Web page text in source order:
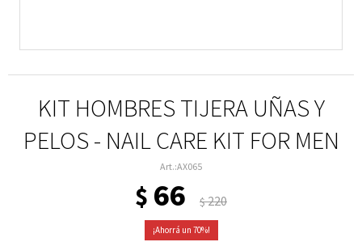
KIT HOMBRES TIJERA UÑAS Y
PELOS - NAIL CARE KIT FOR MEN
AX065
$ 66 $220
70